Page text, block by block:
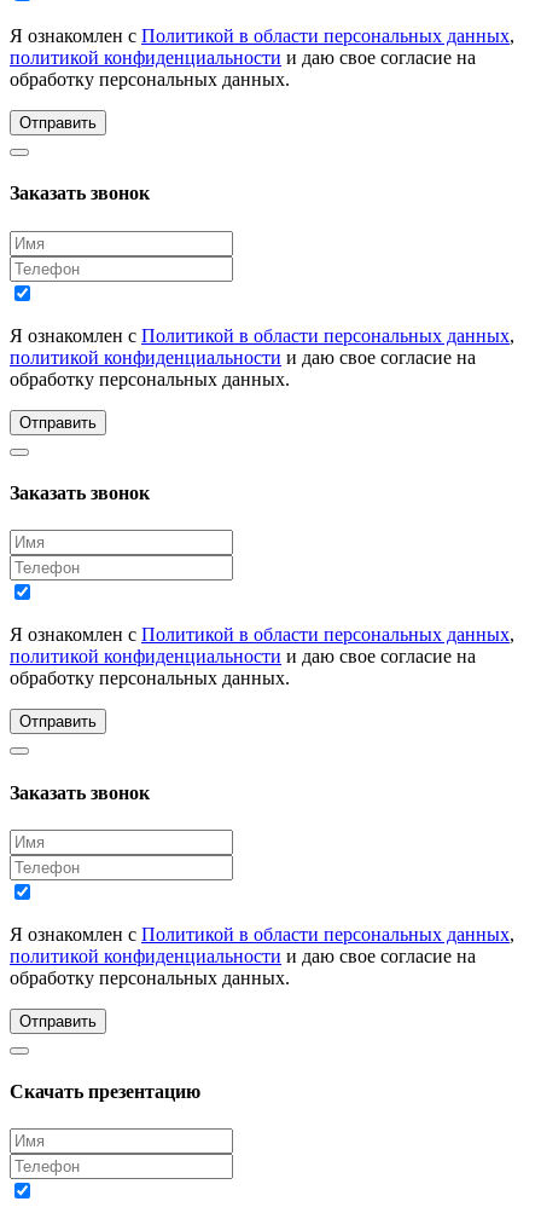
Я ознакомлен с Политикой в области персональных данных,
политикой конфиденциальности и даю свое согласие на
обработку персональных данных.
Отправить
Заказать звонок
Я ознакомлен с Политикой в области персональных данных,
политикой конфиденциальности и даю свое согласие на
обработку персональных данных.
Отправить
Заказать звонок
Я ознакомлен с Политикой в области персональных данных,
политикой конфиденциальности и даю свое согласие на
обработку персональных данных.
Отправить
Заказать звонок
Я ознакомлен с Политикой в области персональных данных,
политикой конфиденциальности и даю свое согласие на
обработку персональных данных.
Отправить
Скачать презентацию